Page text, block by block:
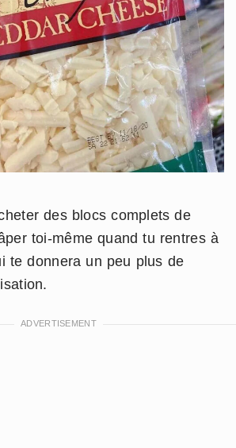
des blocs complets de
toi-même quand tu rentres à
te donnera un peu plus de